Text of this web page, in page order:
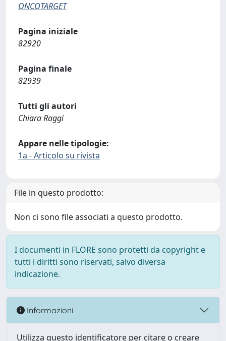
ONCOTARGET
Pagina iniziale
82920
Pagina finale
82939
Tutti gli autori
Chiara Raggi
Appare nelle tipologie:
1a - Articolo su rivista
File in questo prodotto:
Non ci sono file associati a questo prodotto.
I documenti in FLORE sono protetti da copyright e
tutti i diritti sono riservati, salvo diversa
indicazione.
Informazioni
Utilizza questo identificatore per citare o creare